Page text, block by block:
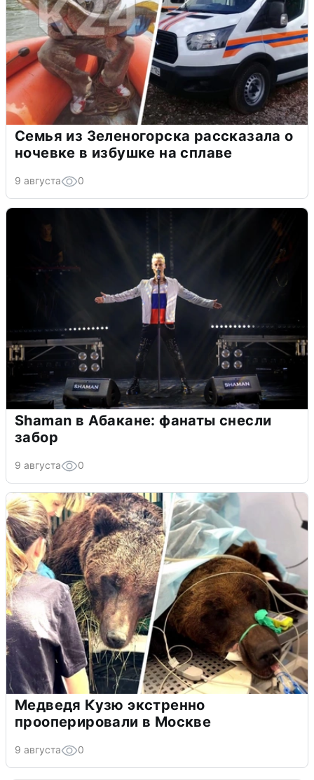
Семья из Зеленогорска рассказала о
ночевке в избушке на сплаве
9 августа 0
Shaman в Абакане: фанаты снесли
забор
9 августа 0
Медведя Кузю экстренно
прооперировали в Москве
9 августа 0